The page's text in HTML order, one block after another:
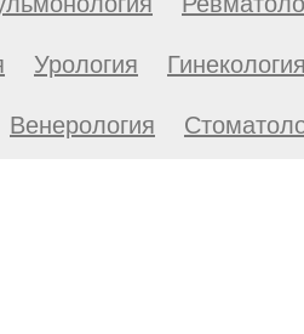
Урология
Венерология